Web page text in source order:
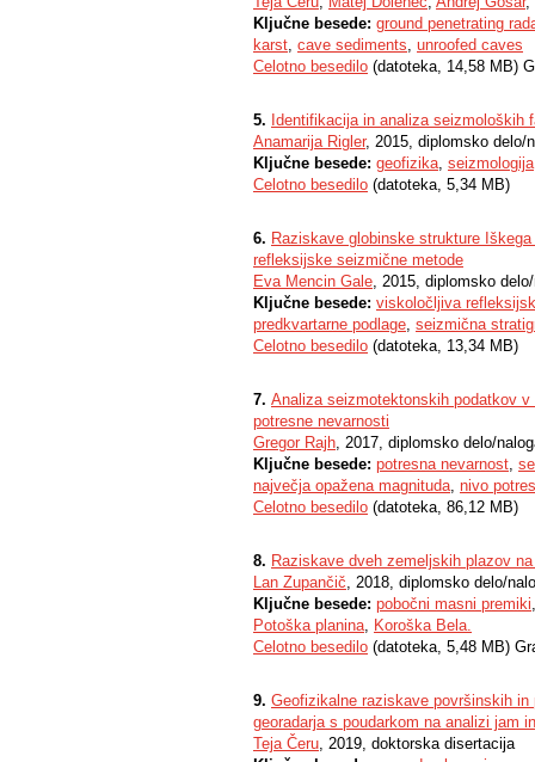
Ključne besede: ground penetrating
karst, cave sediments, unroofed caves
Celotno besedilo (datoteka, 14,58 MB)
5. Identifikacija in analiza seizmoloških
Anamarija Rigler, 2015, diplomsko delo/
Ključne besede: geofizika, seizmologija
Celotno besedilo (datoteka, 5,34 MB)
6. Raziskave globinske strukture
refleksijske seizmične metode
Eva Mencin Gale, 2015, diplomsko
Ključne besede: viskoločljiva
predkvartarne podlage, seizmična
Celotno besedilo (datoteka, 13,34 MB)
7. Analiza seizmotektonskih podatkov
potresne nevarnosti
Gregor Rajh, 2017, diplomsko delo/
Ključne besede: potresna nevarnost,
največja opažena magnituda, nivo
Celotno besedilo (datoteka, 86,12 MB)
8. Raziskave dveh zemeljskih plazov
Lan Zupančič, 2018, diplomsko delo/
Ključne besede: pobočni masni premiki
Potoška planina, Koroška Bela.
Celotno besedilo (datoteka, 5,48 MB)
9. Geofizikalne raziskave površinskih
georadarja s poudarkom na analizi jam
Teja Čeru, 2019, doktorska disertacija